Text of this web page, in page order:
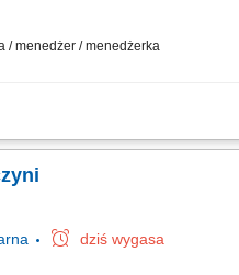
/ menedżer / menedżerka
w oparciu o sprawdzony
dziś wygasa